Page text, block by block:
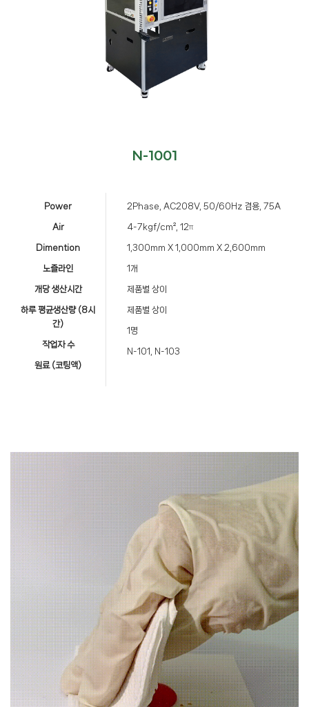
N-1001
Power
Air
Dimention
노즐라인
개당 생산시간
하루 평균생산량 (8시
간)
작업자 수
원료 (코팅액)
2Phase, AC208V, 50/60Hz 겸용, 75A
4-7kgf/cm², 12π
1,300mm X 1,000mm X 2,600mm
1개
제품별 상이
제품별 상이
1명
N-101, N-103